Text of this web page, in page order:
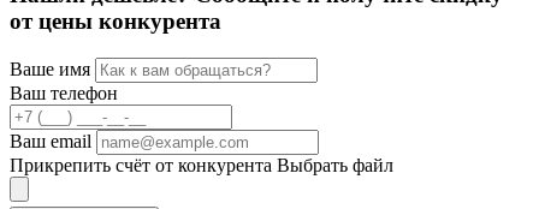
от цены конкурента
Ваше имя
Ваш телефон
Ваш email
Прикрепить счёт от конкурента Выбрать файл